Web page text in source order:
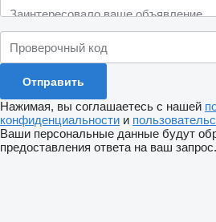
Нажимая, вы соглашаетесь с нашей
конфиденциальности и
Ваши персональные данные будут
предоставления ответа на ваш запрос.